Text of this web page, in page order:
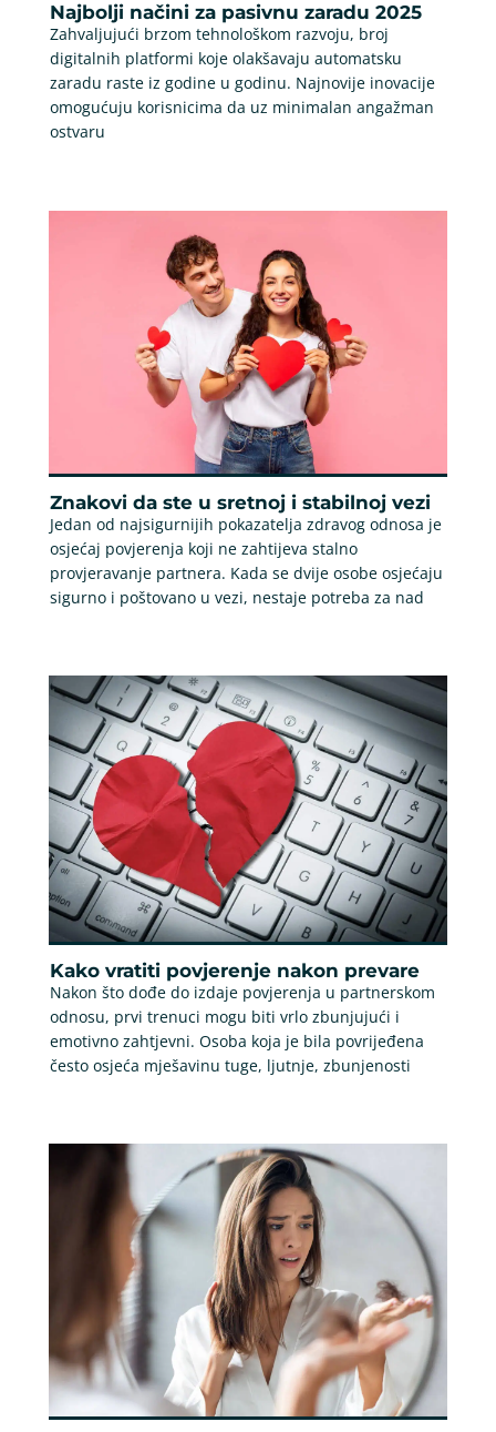
Najbolji načini za pasivnu zaradu 2025
Zahvaljujući brzom tehnološkom razvoju, broj
digitalnih platformi koje olakšavaju automatsku
zaradu raste iz godine u godinu. Najnovije inovacije
omogućuju korisnicima da uz minimalan angažman
ostvaru
Znakovi da ste u sretnoj i stabilnoj vezi
Jedan od najsigurnijih pokazatelja zdravog odnosa je
osjećaj povjerenja koji ne zahtijeva stalno
provjeravanje partnera. Kada se dvije osobe osjećaju
sigurno i poštovano u vezi, nestaje potreba za nad
Kako vratiti povjerenje nakon prevare
Nakon što dođe do izdaje povjerenja u partnerskom
odnosu, prvi trenuci mogu biti vrlo zbunjujući i
emotivno zahtjevni. Osoba koja je bila povrijeđena
često osjeća mješavinu tuge, ljutnje, zbunjenosti